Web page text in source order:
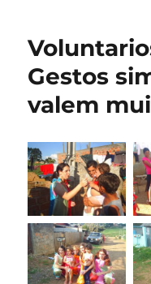
Gestos
valem